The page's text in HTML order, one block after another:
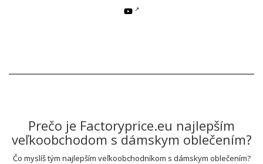
Prečo je Factoryprice.eu najlepším
veľkoobchodom s dámskym oblečením?
Čo myslíš tým najlepším veľkoobchodníkom s dámskym oblečením?